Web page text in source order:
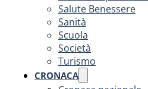
Salute Benessere
Sanità
Scuola
Società
Turismo
CRONACA